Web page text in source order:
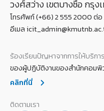
วงศ์สว่าง เขตบางซื่อ กรุ
โทรศัพท์ (+66) 2 555 2000 ต่อ
อีเมล
ร้องเรียนปัญหาจากการให้บริการ
ของผู้ปฏิบัติงานของสำนักคอมพิ
คลิกที่นี่
ติดตามเรา